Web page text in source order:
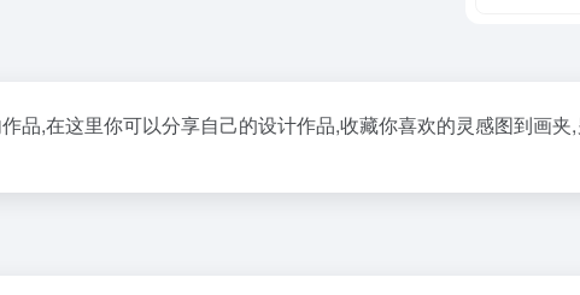
,在这里你可以分享自己的设计作品,收藏你喜欢的灵感图到画夹,